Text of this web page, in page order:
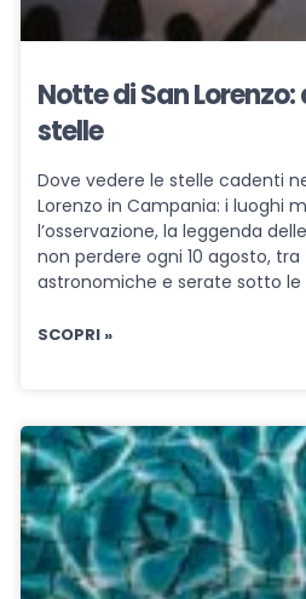
Notte di San
stelle
Dove vedere le stelle cadenti
Lorenzo in Campania: i luoghi
l’osservazione, la leggenda
non perdere ogni 10 agosto, tra
astronomiche e serate sotto le
SCOPRI »